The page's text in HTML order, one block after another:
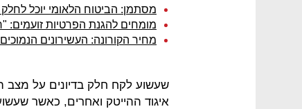
מסתמן: הביטוח הלאומי יוכל
מומחים להגנת הפרטיות זועמים:
מחיר הקורונה: העשירונים
שעשוע לקח חלק בדיונים על מצב
איגוד ההייטק ואחרים, כאשר